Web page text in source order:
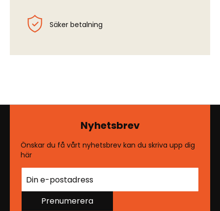
Säker betalning
Nyhetsbrev
Önskar du få vårt nyhetsbrev kan du skriva upp dig
här
Prenumerera